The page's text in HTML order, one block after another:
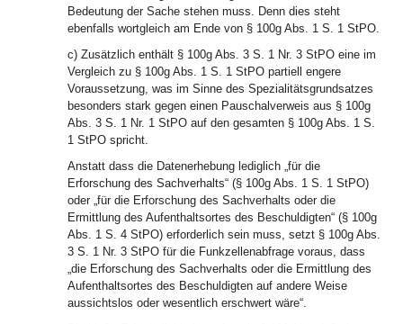
Bedeutung der Sache stehen muss. Denn dies steht
ebenfalls wortgleich am Ende von § 100g Abs. 1 S. 1 StPO.
c) Zusätzlich enthält § 100g Abs. 3 S. 1 Nr. 3 StPO eine im
Vergleich zu § 100g Abs. 1 S. 1 StPO partiell engere
Voraussetzung, was im Sinne des Spezialitätsgrundsatzes
besonders stark gegen einen Pauschalverweis aus § 100g
Abs. 3 S. 1 Nr. 1 StPO auf den gesamten § 100g Abs. 1 S.
1 StPO spricht.
Anstatt dass die Datenerhebung lediglich „für die
Erforschung des Sachverhalts“ (§ 100g Abs. 1 S. 1 StPO)
oder „für die Erforschung des Sachverhalts oder die
Ermittlung des Aufenthaltsortes des Beschuldigten“ (§ 100g
Abs. 1 S. 4 StPO) erforderlich sein muss, setzt § 100g Abs.
3 S. 1 Nr. 3 StPO für die Funkzellenabfrage voraus, dass
„die Erforschung des Sachverhalts oder die Ermittlung des
Aufenthaltsortes des Beschuldigten auf andere Weise
aussichtslos oder wesentlich erschwert wäre“.